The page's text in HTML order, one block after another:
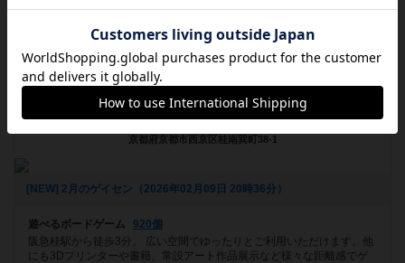
フォローする
arts/games ゲイセン
京都府京都市西京区桂南巽町38-1
[NEW] 2月のゲイセン（2026年02月09日 20時36分）
遊べるボードゲーム
920個
阪急桂駅から徒歩3分。 広い空間でゆったりとご利用いただけます。他
にも3Dプリンターや書籍、常設アート作品展示など様々な距離感でゲ